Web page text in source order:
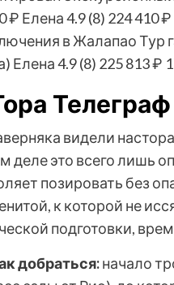
₽ Елена 4.9(8) 224 410 ₽
в Жалапао Тур
Елена 4.9(8) 225 813 ₽
видели
деле это всего лишь
позировать без
к которой не
подготовки,
добраться:начало